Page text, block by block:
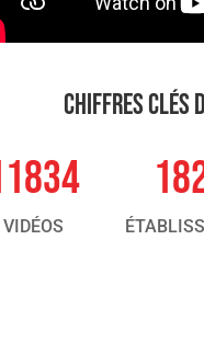
CHIFFRES CLÉS
VIDÉOS